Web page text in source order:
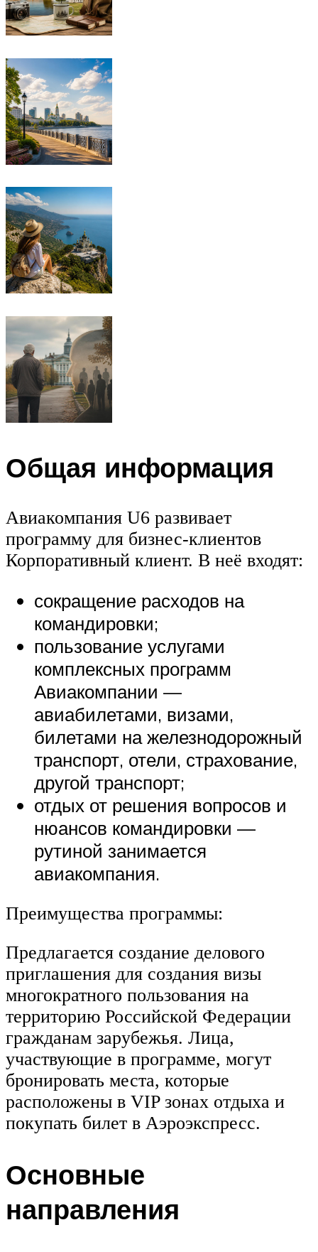
Общая информация
Авиакомпания U6 развивает
программу для бизнес-клиентов
Корпоративный клиент. В неё входят:
сокращение расходов на
командировки;
пользование услугами
комплексных программ
Авиакомпании —
авиабилетами, визами,
билетами на железнодорожный
транспорт, отели, страхование,
другой транспорт;
отдых от решения вопросов и
нюансов командировки —
рутиной занимается
авиакомпания.
Преимущества программы:
Предлагается создание делового
приглашения для создания визы
многократного пользования на
территорию Российской Федерации
гражданам зарубежья. Лица,
участвующие в программе, могут
бронировать места, которые
расположены в VIP зонах отдыха и
покупать билет в Аэроэкспресс.
Основные
направления